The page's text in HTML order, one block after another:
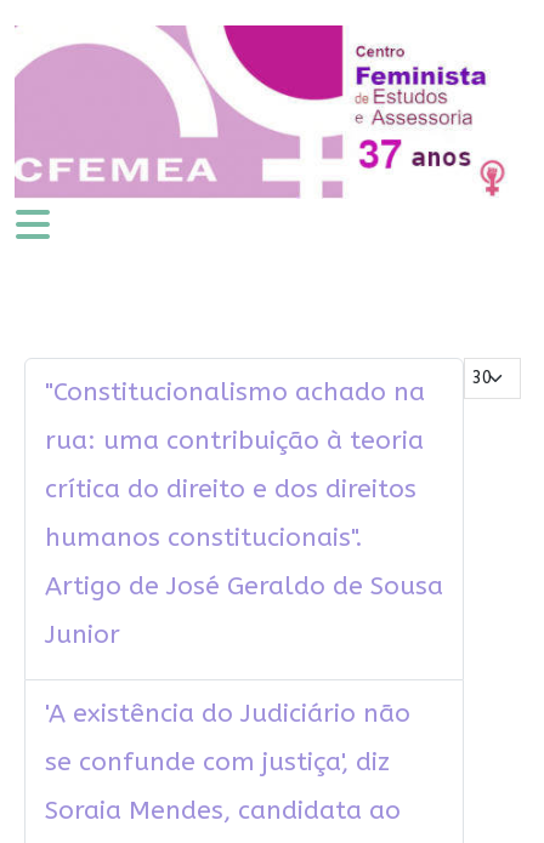
Mostrar #
"Constitucionalismo achado na
rua: uma contribuição à teoria
crítica do direito e dos direitos
humanos constitucionais".
Artigo de José Geraldo de Sousa
Junior
'A existência do Judiciário não
se confunde com justiça', diz
Soraia Mendes, candidata ao